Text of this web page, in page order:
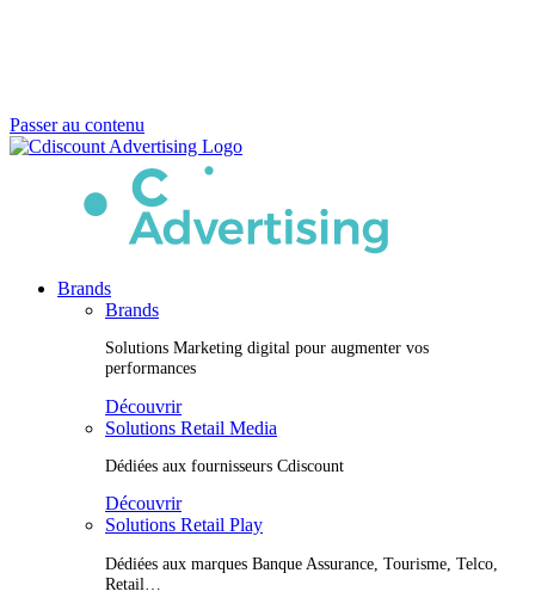
Passer au contenu
Brands
Brands
Solutions Marketing digital pour augmenter vos
performances
Découvrir
Solutions Retail Media
Dédiées aux fournisseurs Cdiscount
Découvrir
Solutions Retail Play
Dédiées aux marques Banque Assurance, Tourisme, Telco,
Retail…